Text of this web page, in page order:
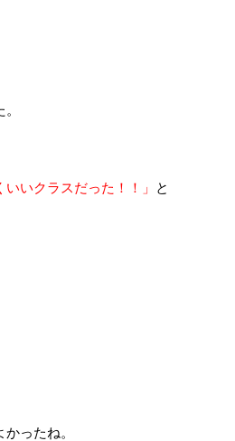
いいクラスだった！！」
と
ったね。